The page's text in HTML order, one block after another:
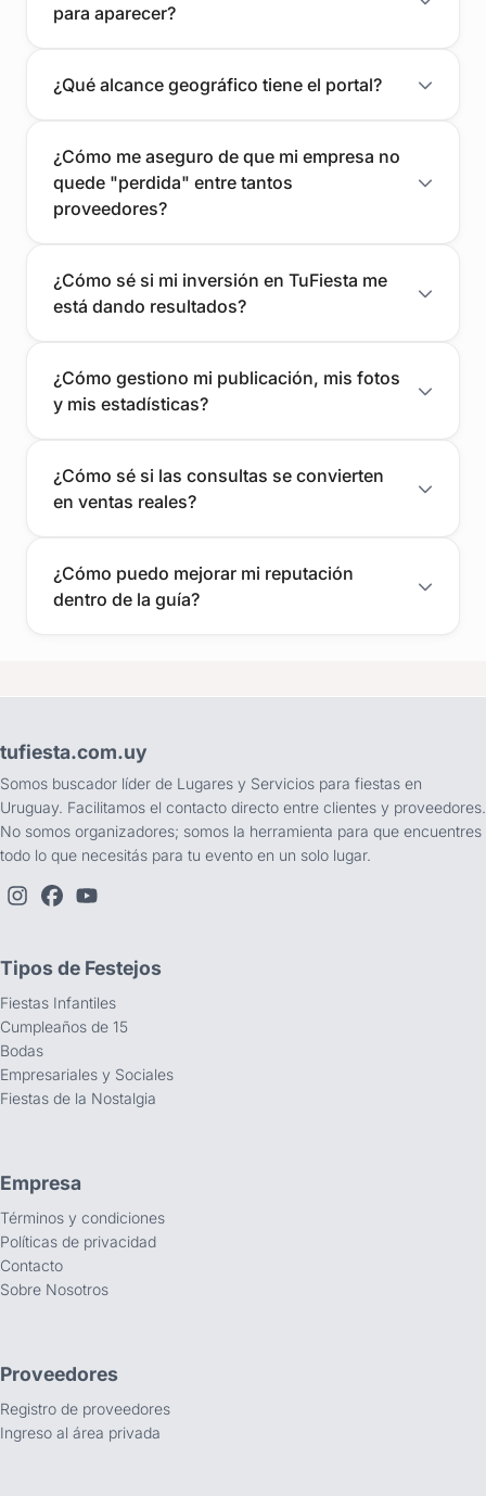
para aparecer?
¿Qué alcance geográfico tiene el portal?
¿Cómo me aseguro de que mi empresa no
quede "perdida" entre tantos
proveedores?
¿Cómo sé si mi inversión en TuFiesta me
está dando resultados?
¿Cómo gestiono mi publicación, mis fotos
y mis estadísticas?
¿Cómo sé si las consultas se convierten
en ventas reales?
¿Cómo puedo mejorar mi reputación
dentro de la guía?
tufiesta.com.uy
Somos buscador líder de Lugares y Servicios para fiestas en
Uruguay. Facilitamos el contacto directo entre clientes y proveedores.
No somos organizadores; somos la herramienta para que encuentres
todo lo que necesitás para tu evento en un solo lugar.
Tipos de Festejos
Fiestas Infantiles
Cumpleaños de 15
Bodas
Empresariales y Sociales
Fiestas de la Nostalgia
Empresa
Términos y condiciones
Políticas de privacidad
Contacto
Sobre Nosotros
Proveedores
Registro de proveedores
Ingreso al área privada